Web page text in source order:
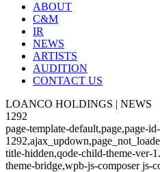
ABOUT
C&M
IR
NEWS
ARTISTS
AUDITION
CONTACT US
LOANCO HOLDINGS | NEWS
1292
page-template-default,page,page-id-
title-hidden,qode-child-theme-ver-
theme-bridge,wpb-js-composer js-